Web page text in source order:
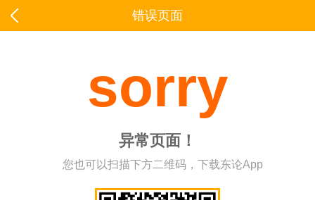
错误页面
sorry
异常页面！
您也可以扫描下方二维码，下载东论App